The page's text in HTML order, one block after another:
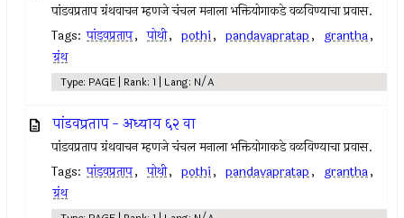
पांडवप्रताप ग्रंथवाचन म्हणजे चंचल मनाला भक्तियोगाकडे वळविण्याचा प्रवास.
Tags: पांडवप्रताप, पोथी, pothi, pandavapratap, grantha,
ग्रंथ
Type: PAGE | Rank: 1 | Lang: N/A
पांडवप्रताप - अध्याय ६२ वा
पांडवप्रताप ग्रंथवाचन म्हणजे चंचल मनाला भक्तियोगाकडे वळविण्याचा प्रवास.
Tags: पांडवप्रताप, पोथी, pothi, pandavapratap, grantha,
ग्रंथ